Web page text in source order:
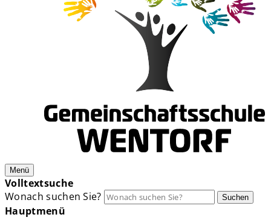
Menü
Volltextsuche
Wonach suchen Sie?
Suchen
Hauptmenü